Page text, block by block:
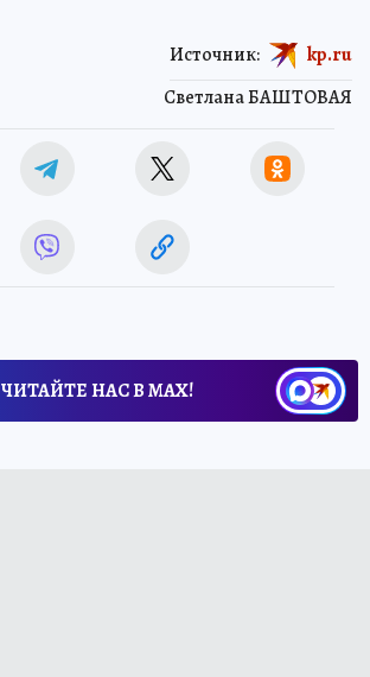
Светлана БАШТОВАЯ
Источник: kp.ru
ЧИТАЙТЕ НАС В МАХ!